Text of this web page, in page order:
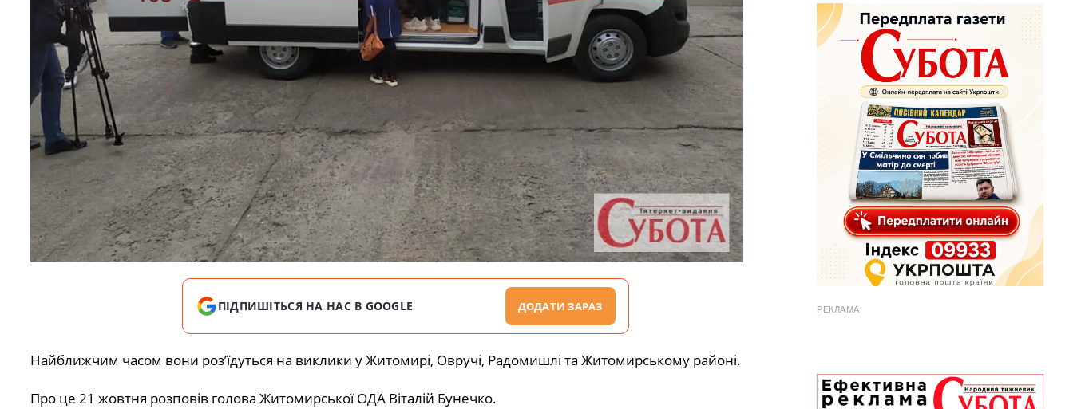
ПІДПИШІТЬСЯ НА НАС В GOOGLE ДОДАТИ ЗАРАЗ
Найближчим часом вони роз’їдуться на виклики у Житомирі, Овручі, Радомишлі та Житомирському районі.
Про це 21 жовтня розповів голова Житомирської ОДА Віталій Бунечко.
РЕКЛАМА